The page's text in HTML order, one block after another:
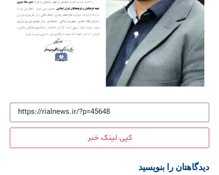
کپی لینک خبر
دیدگاهتان را بنویسید